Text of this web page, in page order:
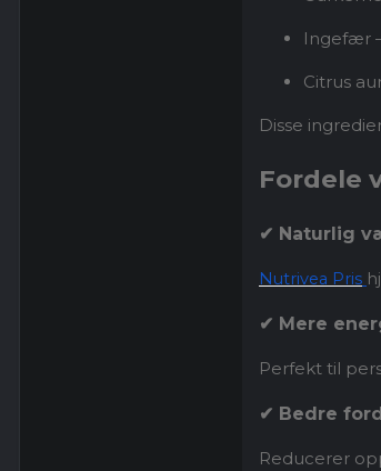
Ingefær
Citrus
Disse
Fordele
✔ Naturlig
Nutrivea Pris
✔ Mere
Perfekt til
✔ Bedre
Reducerer